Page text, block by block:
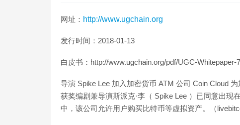
网址： http://www.ugchain.org
发行时间：2018-01-13
白皮书：http://www.ugchain.org/pdf/UGC-Whitepaper-
导演 Spike Lee 加入加密货币 ATM 公司 Coin Cloud
获奖编剧兼导演斯派克·李（ Spike Lee ）已同意出现
中，该公司允许用户购买比特币等虚拟资产。（